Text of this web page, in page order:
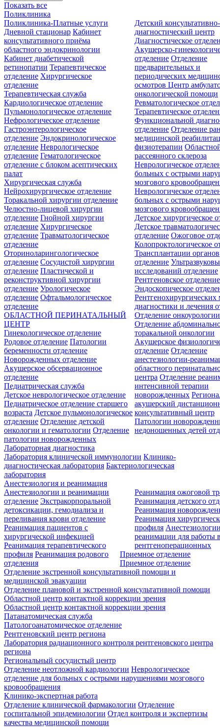
Показать все
Поликлиника
Поликлиника-Платные услуги
Дневной стационар Кабинет
консультативного приёма
областного эндокринологии
Кабинет диабетической
ретинопатии Терапевтическое
отделение Хирургическое
отделение
Детский консультативно-
диагностический центр
Диагностическое
Акушерско-
отделение Отделение
предварительных и
периодических
осмотровЦентр
онкологической помощи
Терапевтическая служба
Кардиологическое отделение
Пульмонологическое отделение
Нефрологическое отделение
Гастроэнтерологическое
отделение Эндокринологическое
отделение Неврологическое
отделение Гематологическое
отделение c блоком асептических
палат
Ревматологическое
Терапевтическое
Функциональной
отделение Отделение
медицинской
физиотерапии
рассеянного склероза
Неврологическое
больных с острыми
мозгового
Неврологическое
больных с острыми
мозгового
Хирургическая служба
Нейрохирургическое отделение
Торакальной хирургии отделение
Челюстно-лицевой хирургии
отделение Гнойной хирургии
отделение Хирургическое
отделение Травматологическое
отделение
Оториноларингологическое
отделение Сосудистой хирургии
отделение Пластической и
реконструктивной хирургии
отделение Урологическое
отделение Офтальмологическое
отделение
Детское хирургическое
Детское
отделение Ожоговое
Колопроктологическое
Трансплантации органов
отделение
исследований отделение
Рентгеновское отделение
Эндоскопическое
Рентгенохирургических
диагностики и лечения
Отделение онкоурологии
Отделение
торакальной онкологии
ОБЛАСТНОЙ ПЕРИНАТАЛЬНЫЙ
ЦЕНТР
Гинекологическое отделение
Родовое отделение Патологии
беременности отделение
Новорожденных отделение
Акушерское обсервационное
отделение
Акушерское
отделение Отделение
анестезиологии-
областного
центра Отделение
интенсивной терапии
новорожденных
акушерский
консультативный центр
Патологии
недоношенных детей
Педиатрическая служба
Детское неврологическое отделение
Педиатрическое отделение старшего
возраста Детское пульмонологическое
отделение Отделение детской
онкологии и гематологии Отделение
патологии новорожденных
Лабораторная диагностика
Лаборатория клинической иммунологии Клинико-
диагностическая лаборатория Бактериологическая
лаборатория
Анестезиология и реанимация
Анестезиологии и реанимации
отделение Экстракорпоральной
детоксикации, гемодиализа и
переливания крови отделение
Реанимация пациентов с
хирургической инфекцией
Реанимация терапевтического
профиля Реанимация родового
отделения
Реанимация ожоговой
Реанимация детского
Реанимация
Реанимация
профиля
реанимации для работы
рентгеноперационных
Приемное отделение
Приемное отделение
Отделение экстренной консультативной помощи и
медицинской эвакуации
Отделение плановой и экстренной консультативной помощи
Областной центр контактной коррекции зрения
Областной центр контактной коррекции зрения
Патанатомическая служба
Патологоанатомическое отделение
Рентгеновский центр региона
Лаборатория радиационного контроля рентгеновского центра
региона
Региональный сосудистый центр
Отделение неотложной кардиологии Неврологическое
отделение для больных с острыми нарушениями мозгового
кровообращения
Клинико-экспертная работа
Отделение клинической фармакологии Отделение
госпитальной эпидемиологии Отдел контроля и экспертизы
качества медицинской помощи